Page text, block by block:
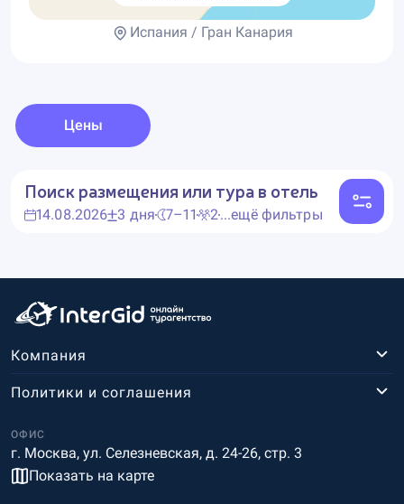
Испания / Гран Канария
Цены
Поиск размещения или тура в отель
14.08.2026 3 дня 7–11 2...ещё фильтры
Компания
ОФИС
г. Москва, ул. Селезневская, д. 24-26, стр. 3
Показать на карте
Политики и соглашения